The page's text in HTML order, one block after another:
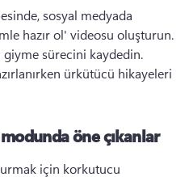
sosyal medyada
ürkütücü hikayeleri
öne çıkanlar
için korkutucu